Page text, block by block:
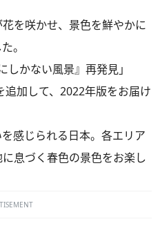
を咲かせ、景色を鮮やかに
。
しかない風景』再発見」
加して、2022年版をお届け
感じられる日本。各エリア
息づく春色の景色をお楽し